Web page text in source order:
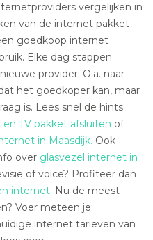
vergelijken in
van de internet pakket-
goedkoop internet
Elke dag stappen
provider. O.a. naar
het goedkoper kan, maar
is. Lees snel de hints
TV pakket afsluiten of
in Maasdijk. Ook
over glasvezel internet in
of voice? Profiteer dan
internet. Nu de meest
Voer meteen je
internet tarieven van